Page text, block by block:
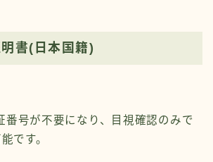
書(日本国籍)
番号が不要になり、目視確認のみで
です。